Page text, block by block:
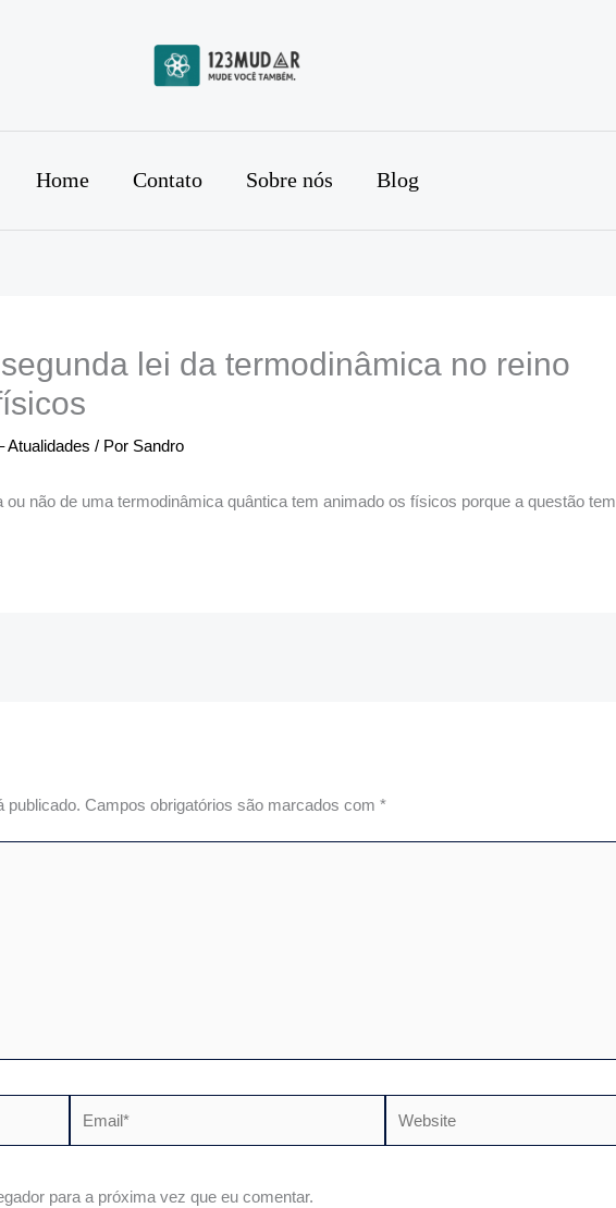
Home Contato Sobre nós Blog
lei da termodinâmica no reino
Atualidades / Por Sandro
não de uma termodinâmica quântica tem animado os físicos porque a questão tem
publicado. Campos obrigatórios são marcados com *
para a próxima vez que eu comentar.